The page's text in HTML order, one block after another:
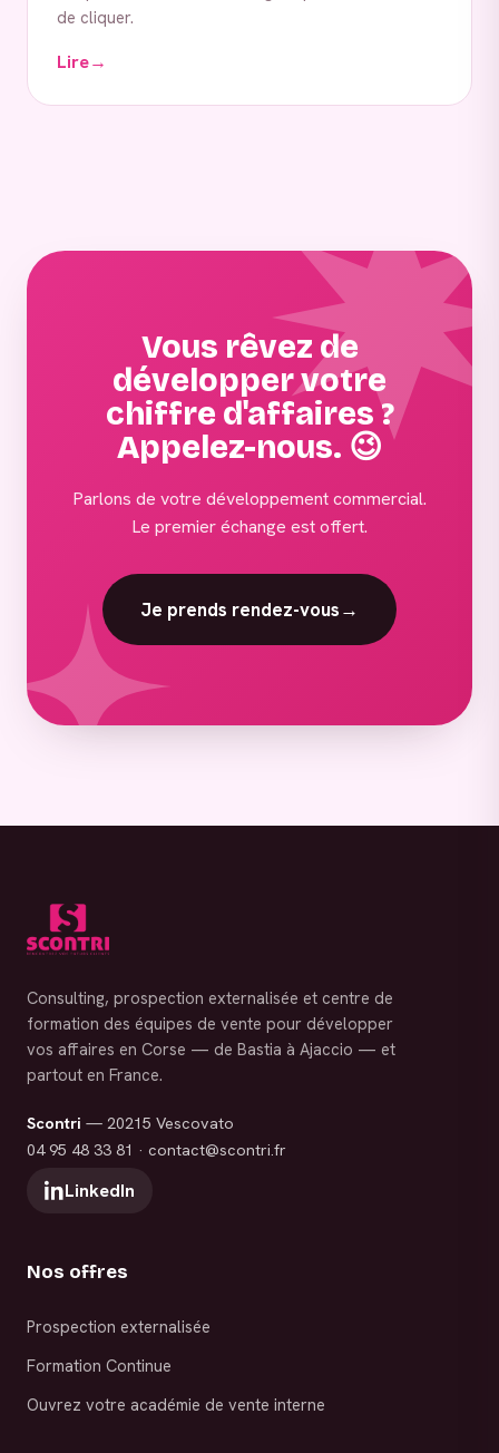
de cliquer.
Lire→
Vous rêvez de
développer votre
chiffre d'affaires ?
Appelez-nous. 😉
Parlons de votre développement commercial.
Le premier échange est offert.
Je prends rendez-vous→
Consulting, prospection externalisée et centre de
formation des équipes de vente pour développer
vos affaires en Corse — de Bastia à Ajaccio — et
partout en France.
Scontri — 20215 Vescovato
04 95 48 33 81 · contact@scontri.fr
LinkedIn
Nos offres
Prospection externalisée
Formation Continue
Ouvrez votre académie de vente interne